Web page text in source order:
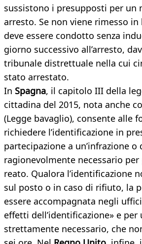
sussistono i presupposti per un
arresto. Se non viene rimesso in
deve essere condotto senza
giorno successivo all’arresto,
tribunale distrettuale nella cui
stato arrestato.
In Spagna, il capitolo III della
cittadina del 2015, nota anche
(Legge bavaglio), consente alle
richiedere l’identificazione in
partecipazione a un’infrazione o
ragionevolmente necessario per
reato. Qualora l’identificazione
sul posto o in caso di rifiuto, la
essere accompagnata negli
effetti dell’identificazione» e per
strettamente necessario, che